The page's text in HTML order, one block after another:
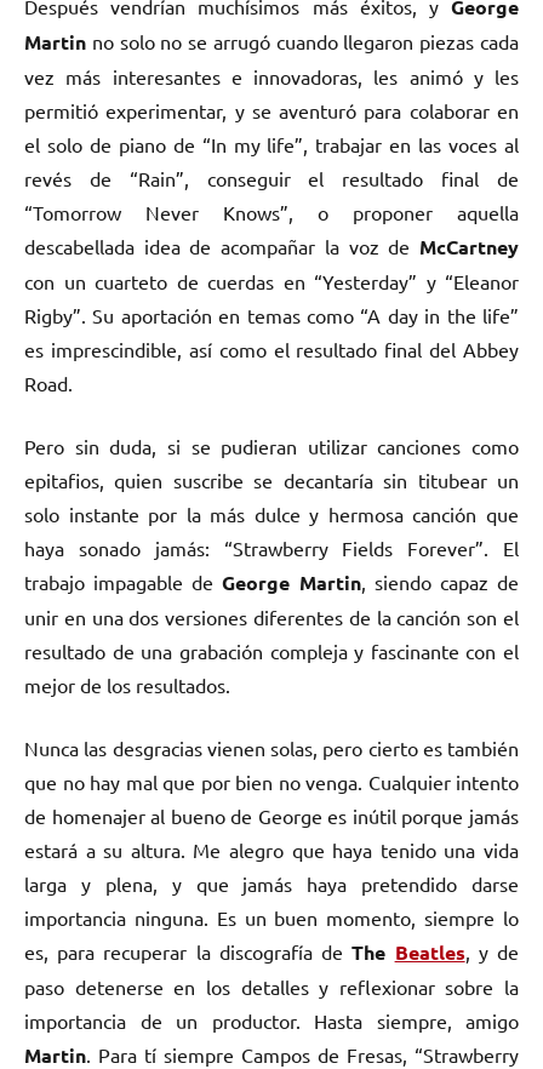
Después vendrían muchísimos más éxitos, y George
Martin no solo no se arrugó cuando llegaron piezas cada
vez más interesantes e innovadoras, les animó y les
permitió experimentar, y se aventuró para colaborar en
el solo de piano de “In my life”, trabajar en las voces al
revés de “Rain”, conseguir el resultado final de
“Tomorrow Never Knows”, o proponer aquella
descabellada idea de acompañar la voz de McCartney
con un cuarteto de cuerdas en “Yesterday” y “Eleanor
Rigby”. Su aportación en temas como “A day in the life”
es imprescindible, así como el resultado final del Abbey
Road.
Pero sin duda, si se pudieran utilizar canciones como
epitafios, quien suscribe se decantaría sin titubear un
solo instante por la más dulce y hermosa canción que
haya sonado jamás: “Strawberry Fields Forever”. El
trabajo impagable deGeorge Martin, siendo capaz de
unir en una dos versiones diferentes de la canción son el
resultado de una grabación compleja y fascinante con el
mejor de los resultados.
Nunca las desgracias vienen solas, pero cierto es también
que no hay mal que por bien no venga. Cualquier intento
de homenajer al bueno de George es inútil porque jamás
estará a su altura. Me alegro que haya tenido una vida
larga y plena, y que jamás haya pretendido darse
importancia ninguna. Es un buen momento, siempre lo
es, para recuperar la discografía deThe Beatles , y de
paso detenerse en los detalles y reflexionar sobre la
importancia de un productor. Hasta siempre, amigo
Martin . Para tí siempre Campos de Fresas, “Strawberry